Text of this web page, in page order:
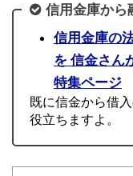
信用金庫か
信用金庫の
を 信金さん
特集ページ
既に信金から借
役立ちますよ。